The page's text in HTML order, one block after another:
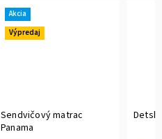
Akcia
Výpredaj
Sendvičový matrac
Panama